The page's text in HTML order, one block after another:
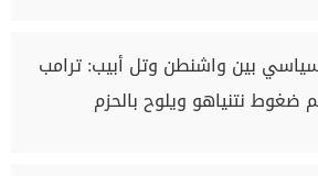
بين واشنطن وتل أبيب: ترامب
ضغوط نتنياهو ويلوح بالحزم